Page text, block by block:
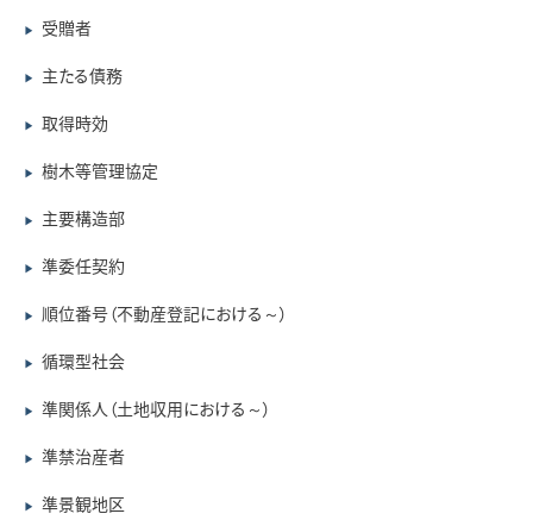
▶ 受贈者
▶ 主たる債務
▶ 取得時効
▶ 樹木等管理協定
▶ 主要構造部
▶ 準委任契約
▶ 順位番号（不動産登記における～）
▶ 循環型社会
▶ 準関係人（土地収用における～）
▶ 準禁治産者
▶ 準景観地区